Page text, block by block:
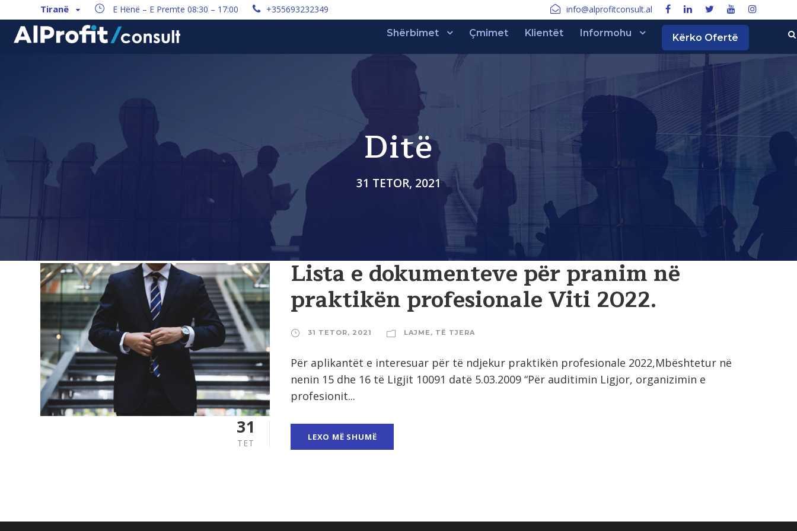
Tiranë E Hënë – E Premte 08:30 – 17:00 +355693232349 info@alprofitconsult.al
Shërbimet Çmimet Klientët Informohu Kërko Ofertë
Ditë
31 TETOR, 2021
31
TET
Lista e dokumenteve për pranim në
praktikën profesionale Viti 2022.
31 TETOR, 2021 LAJME , TË TJERA
Për aplikantët e interesuar për të ndjekur praktikën profesionale 2022,Mbështetur në
nenin 15 dhe 16 të Ligjit 10091 datë 5.03.2009 “Për auditimin Ligjor, organizimin e
profesionit...
LEXO MË SHUMË